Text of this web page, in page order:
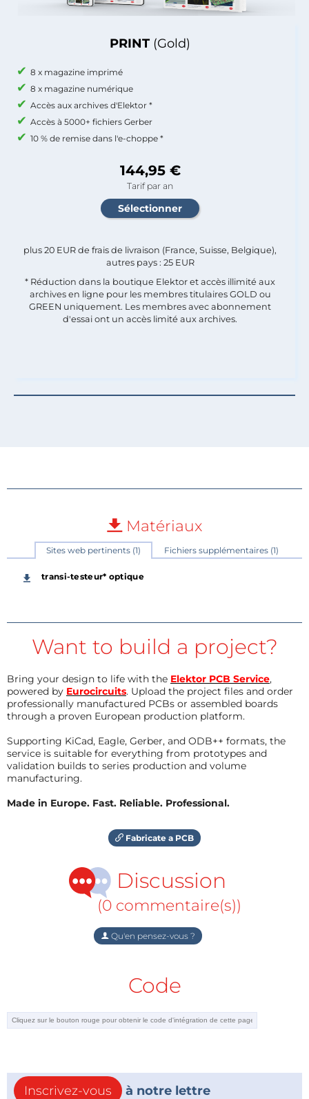
PRINT (Gold)
8 x magazine imprimé
8 x magazine numérique
Accès aux archives d'Elektor *
Accès à 5000+ fichiers Gerber
10 % de remise dans l'e-choppe *
144,95 €
Tarif par an
plus 20 EUR de frais de livraison (France, Suisse, Belgique),
autres pays : 25 EUR
* Réduction dans la boutique Elektor et accès illimité aux
archives en ligne pour les membres titulaires GOLD ou
GREEN uniquement. Les membres avec abonnement
d'essai ont un accès limité aux archives.
Matériaux
Sites web pertinents (1) Fichiers supplémentaires (1)
transi-testeur* optique
Want to build a project?
Bring your design to life with the Elektor PCB Service,
powered by Eurocircuits. Upload the project files and order
professionally manufactured PCBs or assembled boards
through a proven European production platform.
Supporting KiCad, Eagle, Gerber, and ODB++ formats, the
service is suitable for everything from prototypes and
validation builds to series production and volume
manufacturing.
Made in Europe. Fast. Reliable. Professional.
Fabricate a PCB
Discussion
(0 commentaire(s))
Qu'en pensez-vous ?
Code
Inscrivez-vous
à notre lettre